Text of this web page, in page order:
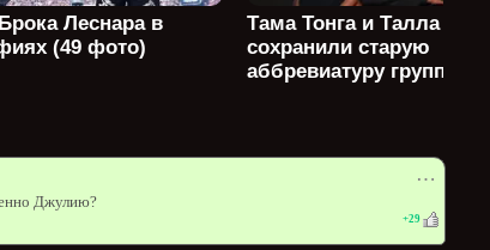
Леснара в
(49 фото)
Тама Тонга и Талла Тонга
сохранили старую
аббревиатуру групп...
⋯
Джулию?
+29